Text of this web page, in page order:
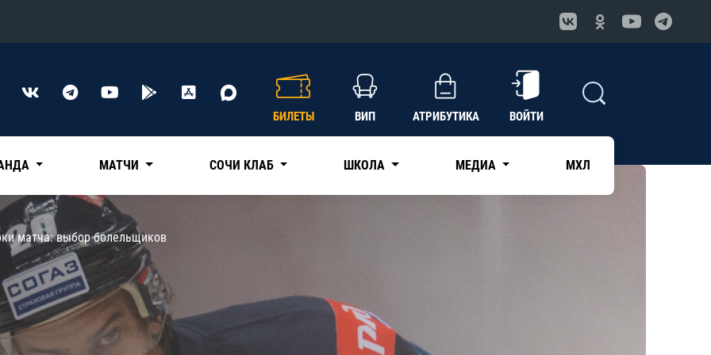
Конференция «Восток»
Нефтехимик
Трактор
Дивизион Чернышева
Авангард
КХЛ
БИЛЕТЫ ВИП АТРИБУТИКА ВОЙТИ
МАТЧИ СОЧИ КЛАБ ШКОЛА МЕДИА МХЛ
матча: выбор болельщиков